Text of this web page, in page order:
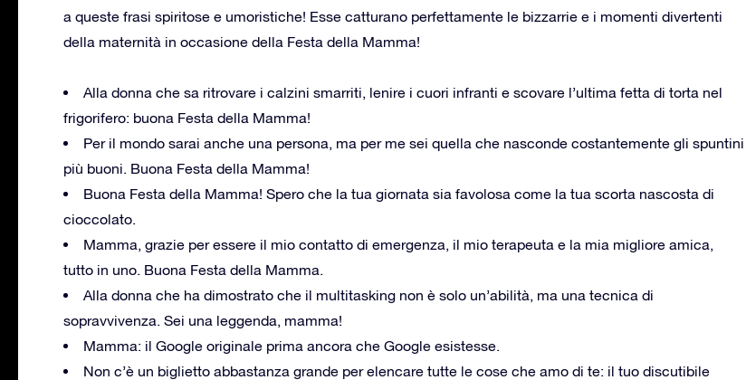
a queste frasi spiritose e umoristiche! Esse catturano perfettamente le bizzarrie e i momenti divertenti
della maternità in occasione della Festa della Mamma!
Alla donna che sa ritrovare i calzini smarriti, lenire i cuori infranti e scovare l’ultima fetta di torta nel
frigorifero: buona Festa della Mamma!
Per il mondo sarai anche una persona, ma per me sei quella che nasconde costantemente gli spuntini
più buoni. Buona Festa della Mamma!
Buona Festa della Mamma! Spero che la tua giornata sia favolosa come la tua scorta nascosta di
cioccolato.
Mamma, grazie per essere il mio contatto di emergenza, il mio terapeuta e la mia migliore amica,
tutto in uno. Buona Festa della Mamma.
Alla donna che ha dimostrato che il multitasking non è solo un’abilità, ma una tecnica di
sopravvivenza. Sei una leggenda, mamma!
Mamma: il Google originale prima ancora che Google esistesse.
Non c’è un biglietto abbastanza grande per elencare tutte le cose che amo di te: il tuo discutibile